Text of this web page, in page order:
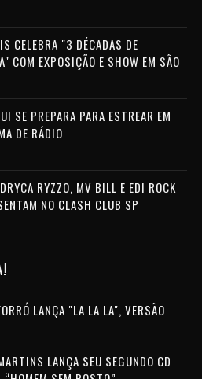
CELEBRA "3 DÉCADAS DE
COM EXPOSIÇÃO E SHOW EM SÃO
SE PREPARA PARA ESTREAR EM
DE RÁDIO
RYZZO, MV BILL E EDI ROCK
NO CLASH CLUB SP
LANÇA "LA LA LA", VERSÃO
LANÇA SEU SEGUNDO CD